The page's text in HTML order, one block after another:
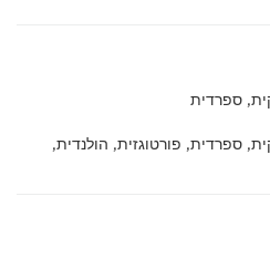
ספרדית
ספרדית, פורטוגזית, הולנדית,